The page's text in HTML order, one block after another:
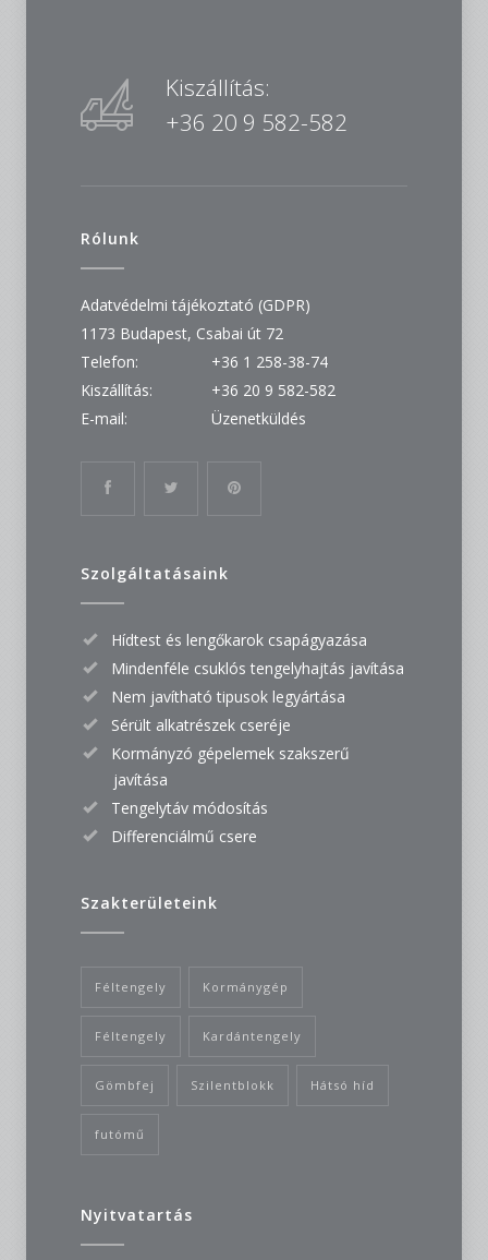
Kiszállítás:
+36 20 9 582-582
Rólunk
Adatvédelmi tájékoztató (GDPR)
1173 Budapest, Csabai út 72
Telefon:
+36 1 258-38-74
Kiszállítás:
+36 20 9 582-582
E-mail:
Üzenetküldés
Szolgáltatásaink
Hídtest és lengőkarok csapágyazása
Mindenféle csuklós tengelyhajtás javítása
Nem javítható tipusok legyártása
Sérült alkatrészek cseréje
Kormányzó gépelemek szakszerű
javítása
Tengelytáv módosítás
Differenciálmű csere
Szakterületeink
Féltengely Kormánygép
Féltengely Kardántengely
Gömbfej Szilentblokk Hátsó híd
futómű
Nyitvatartás